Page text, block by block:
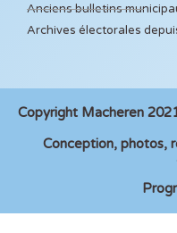
Anciens bulletins
Archives électorales
Copyright Macheren
Conception, photos,